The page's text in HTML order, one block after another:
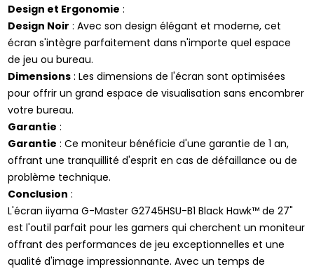
Design et Ergonomie :
Design Noir : Avec son design élégant et moderne, cet
écran s'intègre parfaitement dans n'importe quel espace
de jeu ou bureau.
Dimensions : Les dimensions de l'écran sont optimisées
pour offrir un grand espace de visualisation sans encombrer
votre bureau.
Garantie :
Garantie : Ce moniteur bénéficie d'une garantie de 1 an,
offrant une tranquillité d'esprit en cas de défaillance ou de
problème technique.
Conclusion :
L'écran iiyama G-Master G2745HSU-B1 Black Hawk™ de 27"
est l'outil parfait pour les gamers qui cherchent un moniteur
offrant des performances de jeu exceptionnelles et une
qualité d'image impressionnante. Avec un temps de